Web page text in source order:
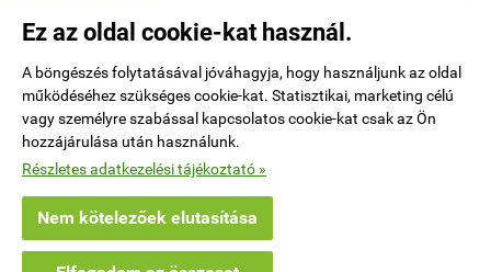
Ez az oldal cookie-kat használ.
A böngészés folytatásával jóváhagyja, hogy használjunk az oldal
működéséhez szükséges cookie-kat. Statisztikai, marketing célú
vagy személyre szabással kapcsolatos cookie-kat csak az Ön
hozzájárulása után használunk.
Részletes adatkezelési tájékoztató »
Nem kötelezőek elutasítása
Saját fiók